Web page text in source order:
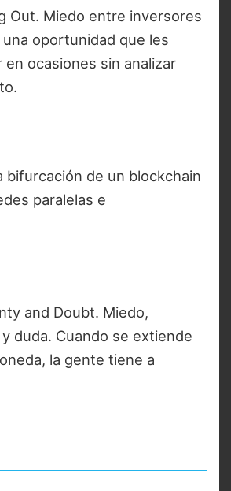
Out. Miedo entre inversores
oportunidad que les
en ocasiones sin analizar
bifurcación de un blockchain
paralelas e
and Doubt. Miedo,
duda. Cuando se extiende
la gente tiene a